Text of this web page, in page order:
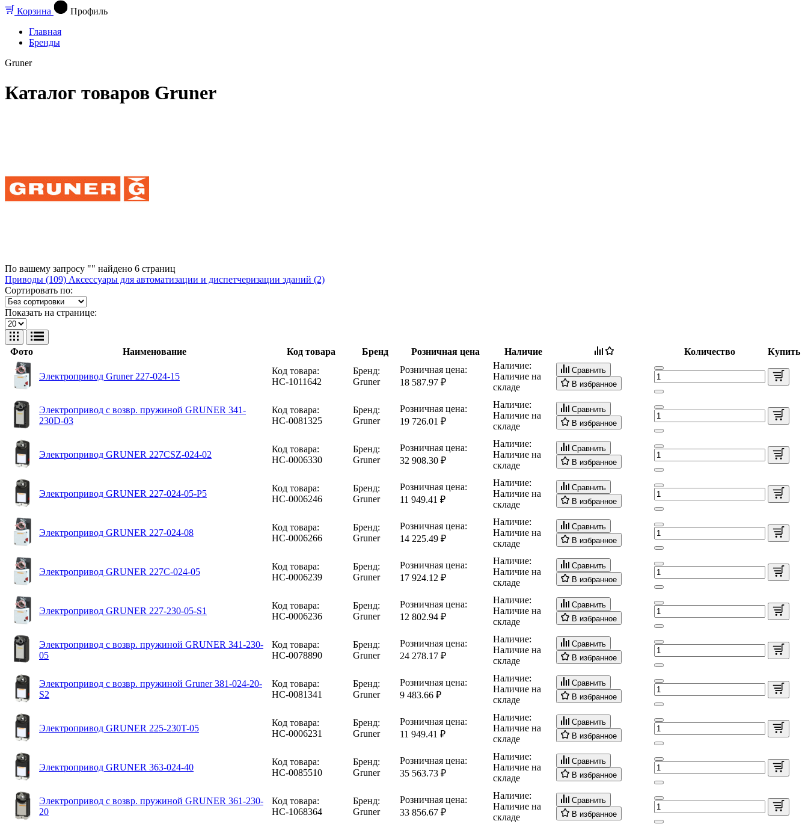
Корзина
Профиль
Главная
Бренды
Gruner
Каталог товаров Gruner
По вашему запросу "" найдено 6 страниц
Приводы (109) Аксессуары для автоматизации и диспетчеризации зданий (2)
Сортировать по:
Показать на странице:
Фото Наименование Код товара Бренд Розничная цена Наличие Количество Купить
Электропривод Gruner 227-024-15
Код товара:
НС-1011642
Бренд:
Gruner
Розничная цена:
18 587.97 ₽
Наличие:
Наличие на
складе
Сравнить
В избранное
Электропривод с возвр. пружиной GRUNER 341-
230D-03
Код товара:
НС-0081325
Бренд:
Gruner
Розничная цена:
19 726.01 ₽
Наличие:
Наличие на
складе
Сравнить
В избранное
Электропривод GRUNER 227CSZ-024-02
Код товара:
НС-0006330
Бренд:
Gruner
Розничная цена:
32 908.30 ₽
Наличие:
Наличие на
складе
Сравнить
В избранное
Электропривод GRUNER 227-024-05-P5
Код товара:
НС-0006246
Бренд:
Gruner
Розничная цена:
11 949.41 ₽
Наличие:
Наличие на
складе
Сравнить
В избранное
Электропривод GRUNER 227-024-08
Код товара:
НС-0006266
Бренд:
Gruner
Розничная цена:
14 225.49 ₽
Наличие:
Наличие на
складе
Сравнить
В избранное
Электропривод GRUNER 227C-024-05
Код товара:
НС-0006239
Бренд:
Gruner
Розничная цена:
17 924.12 ₽
Наличие:
Наличие на
складе
Сравнить
В избранное
Электропривод GRUNER 227-230-05-S1
Код товара:
НС-0006236
Бренд:
Gruner
Розничная цена:
12 802.94 ₽
Наличие:
Наличие на
складе
Сравнить
В избранное
Электропривод с возвр. пружиной GRUNER 341-230-
05
Код товара:
НС-0078890
Бренд:
Gruner
Розничная цена:
24 278.17 ₽
Наличие:
Наличие на
складе
Сравнить
В избранное
Электропривод с возвр. пружиной Gruner 381-024-20-
S2
Код товара:
НС-0081341
Бренд:
Gruner
Розничная цена:
9 483.66 ₽
Наличие:
Наличие на
складе
Сравнить
В избранное
Электропривод GRUNER 225-230T-05
Код товара:
НС-0006231
Бренд:
Gruner
Розничная цена:
11 949.41 ₽
Наличие:
Наличие на
складе
Сравнить
В избранное
Электропривод GRUNER 363-024-40
Код товара:
НС-0085510
Бренд:
Gruner
Розничная цена:
35 563.73 ₽
Наличие:
Наличие на
складе
Сравнить
В избранное
Электропривод с возвр. пружиной GRUNER 361-230-
20
Код товара:
НС-1068364
Бренд:
Gruner
Розничная цена:
33 856.67 ₽
Наличие:
Наличие на
складе
Сравнить
В избранное